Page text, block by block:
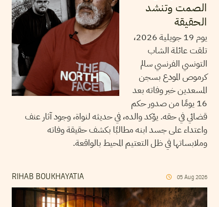
الصمت وتنشد
الحقيقة
يوم 19 جويلية 2026،
تلقت عائلة الشاب
التونسي الفرنسي سالم
كرموص المودع بسجن
المسعدين خبر وفاته بعد
16 يومًا من صدور حكم
قضائي في حقه. يؤكد والده، في حديثه لنواة، وجود آثار عنف
واعتداء على جسد ابنه مطالبًا بكشف حقيقة وفاته
وملابساتها في ظل التعتيم المحيط بالواقعة.
RIHAB BOUKHAYATIA 05 Aug 2026